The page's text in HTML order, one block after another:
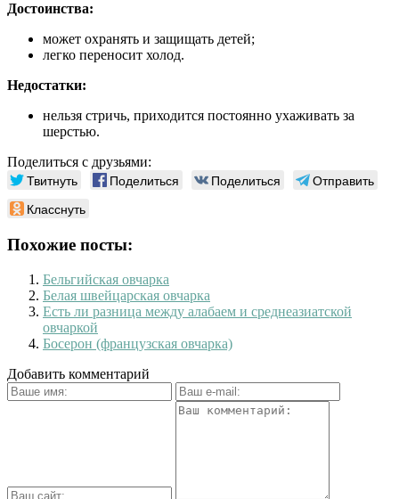
Достоинства:
может охранять и защищать детей;
легко переносит холод.
Недостатки:
нельзя стричь, приходится постоянно ухаживать за
шерстью.
Поделиться с друзьями:
Твитнуть Поделиться Поделиться
Отправить
Класснуть
Похожие посты:
Бельгийская овчарка
Белая швейцарская овчарка
Есть ли разница между алабаем и среднеазиатской
овчаркой
Босерон (французская овчарка)
Добавить комментарий